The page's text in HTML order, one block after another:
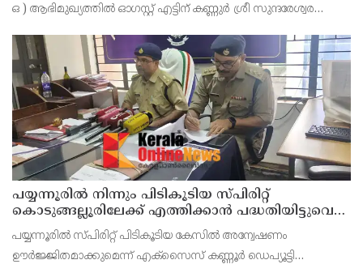
ഒ ) ആഭിമുഖ്യത്തിൽ ഓഗസ്റ്റ് എട്ടിന് കണ്ണുർ ശ്രീ സുന്ദരേശ്വര
സംഘാടകർ കണ്ണൂർ പ്രസ് ക്ളബ്ബിൽ വാർത്താ സമ
പയ്യന്നൂരിൽ നിന്നും പിടികൂടിയ സ്പിരിറ്റ്
കൊടുങ്ങല്ലൂരിലേക്ക് എത്തിക്കാൻ പദ്ധതിയിട്ടുവെന്ന്
എക്സൈസ് ഡെപ്യൂട്ടി കമ്മിഷണർ
പയ്യന്നൂരിൽ സ്പിരിറ്റ് പിടികൂടിയ കേസിൽ അന്വേഷണം
ഊർജ്ജിതമാക്കുമെന്ന് എക്സൈസ് കണ്ണൂർ ഡെപ്യൂട്ടി